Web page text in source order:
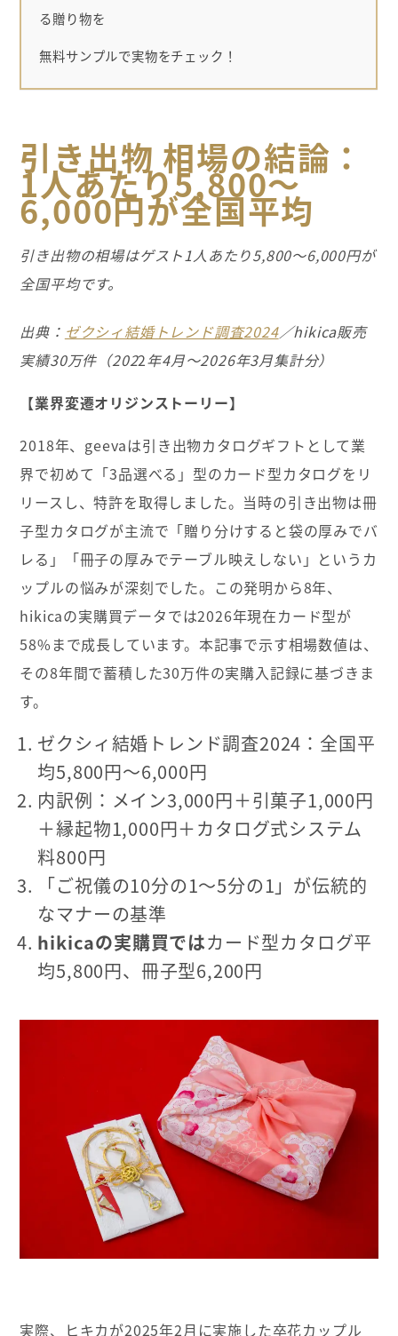
る贈り物を
無料サンプルで実物をチェック！
引き出物 相場の結論：
1人あたり5,800〜
6,000円が全国平均
引き出物の相場はゲスト1人あたり5,800〜6,000円が
全国平均です。
出典： ゼクシィ結婚トレンド調査2024／hikica販売
実績30万件（2022年4月〜2026年3月集計分）
【業界変遷オリジンストーリー】
2018年、geevaは引き出物カタログギフトとして業
界で初めて「3品選べる」型のカード型カタログをリ
リースし、特許を取得しました。当時の引き出物は冊
子型カタログが主流で「贈り分けすると袋の厚みでバ
レる」「冊子の厚みでテーブル映えしない」というカ
ップルの悩みが深刻でした。この発明から8年、
hikicaの実購買データでは2026年現在カード型が
58%まで成長しています。本記事で示す相場数値は、
その8年間で蓄積した30万件の実購入記録に基づきま
す。
ゼクシィ結婚トレンド調査2024：全国平
均5,800円〜6,000円
内訳例：メイン3,000円＋引菓子1,000円
＋縁起物1,000円＋カタログ式システム
料800円
「ご祝儀の10分の1〜5分の1」が伝統的
なマナーの基準
hikicaの実購買ではカード型カタログ平
均5,800円、冊子型6,200円
実際、ヒキカが2025年2月に実施した卒花カップル